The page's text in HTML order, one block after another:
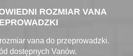
ROZMIAR VANA
vana do przeprowadzki.
dostępnych Vanów.